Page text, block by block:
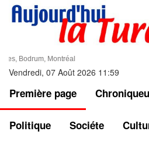
Bodrum, Montréal
Vendredi, 07 Août 2026 11:59
Première page
Politique Sociéte